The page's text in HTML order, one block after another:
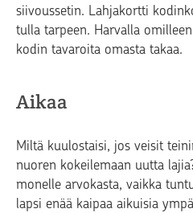
siivoussetin. Lahjakortti
tulla tarpeen. Harvalla
kodin tavaroita omasta takaa.
Aikaa
Miltä kuulostaisi, jos veisit
nuoren kokeilemaan uutta
monelle arvokasta, vaikka
lapsi enää kaipaa aikuisia